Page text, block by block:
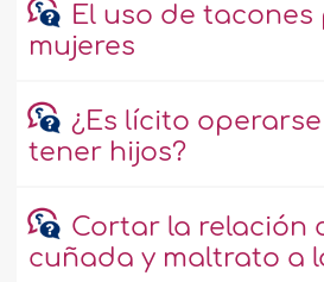
El uso de tacones
mujeres
¿Es lícito
tener hijos?
Cortar la relación
cuñada y maltrato a